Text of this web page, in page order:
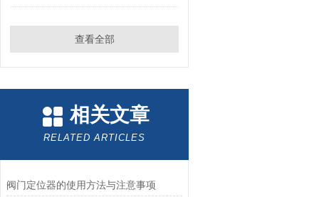
查看全部
相关文章
RELATED ARTICLES
阀门定位器的使用方法与注意事项